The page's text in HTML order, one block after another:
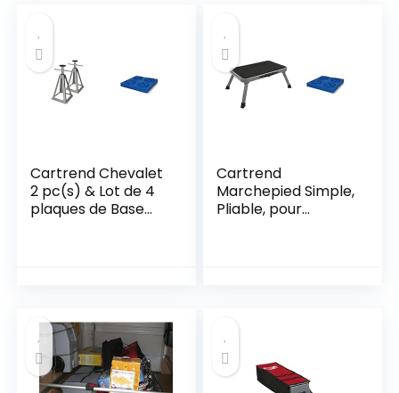
Cartrend Chevalet
2 pc(s) & Lot de 4
plaques de Base
Cartrend
Marchepied Simple,
Pliable, pour